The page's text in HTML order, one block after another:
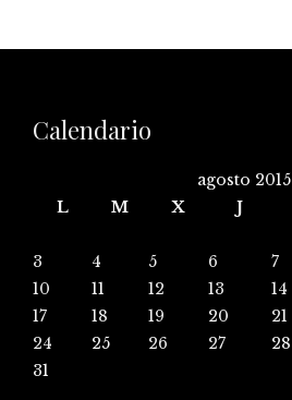
Calendario
agosto 2015
L
M X J
3
4 5 6 7
10
11 12 13 14
17
18 19 20 21
24
25 26 27 28
31